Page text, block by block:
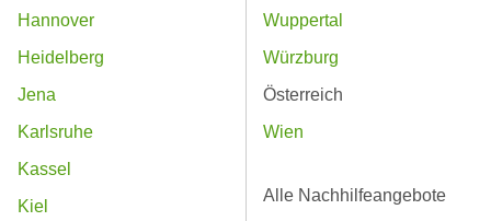
Hannover
Heidelberg
Jena
Karlsruhe
Kassel
Kiel
Wuppertal
Würzburg
Österreich
Wien
Alle Nachhilfeangebote